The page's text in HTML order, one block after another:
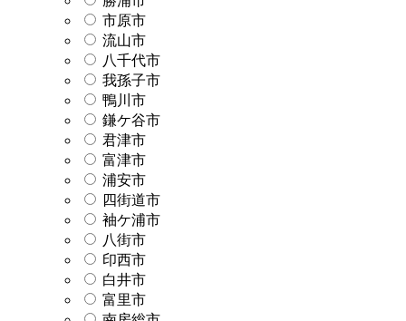
市原市
流山市
八千代市
我孫子市
鴨川市
鎌ケ谷市
君津市
富津市
浦安市
四街道市
袖ケ浦市
八街市
印西市
白井市
富里市